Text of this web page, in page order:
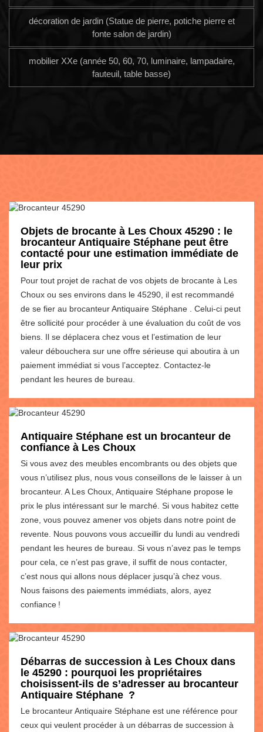
décoration de jardin (Statue de pierre, potiche pierre et
fonte salon de jardin)
mobilier XXe (année 50, 60, 70, luminaire, lampadaire,
fauteuil, table basse)
Objets de brocante à Les Choux 45290 : le
brocanteur Antiquaire Stéphane peut être
contacté pour une estimation immédiate de
leur prix
Pour tout projet de rachat de vos objets de brocante à Les
Choux ou ses environs dans le 45290, il est recommandé
de se fier au brocanteur Antiquaire Stéphane . Celui-ci peut
être sollicité pour procéder à une évaluation du coût de vos
biens. Il se déplacera chez vous et l’estimation de leur
valeur débouchera sur une offre sérieuse qui aboutira à un
paiement immédiat si vous l’acceptez. Contactez-le
pendant les heures de bureau.
Antiquaire Stéphane est un brocanteur de
confiance à Les Choux
Si vous avez des meubles encombrants ou des objets que
vous n’utilisez plus, nous vous conseillons de le laisser à un
brocanteur. A Les Choux, Antiquaire Stéphane propose le
prix le plus intéressant sur le marché. Si vous habitez cette
zone, vous pouvez amener vos objets dans notre point de
revente. Nous pouvons vous accueillir du lundi au vendredi
pendant les heures de bureau. Si vous n’avez pas le temps
pour cela, ce n’est pas grave, il suffit de nous contacter,
c’est nous qui allons nous déplacer jusqu’à chez vous.
Nous faisons des paiements immédiats, alors, ayez
confiance !
Débarras de succession à Les Choux dans
le 45290 : pourquoi les propriétaires
choisissent-ils de s’adresser au brocanteur
Antiquaire Stéphane ?
Le brocanteur Antiquaire Stéphane est une référence pour
ceux qui veulent procéder à un débarras de succession à